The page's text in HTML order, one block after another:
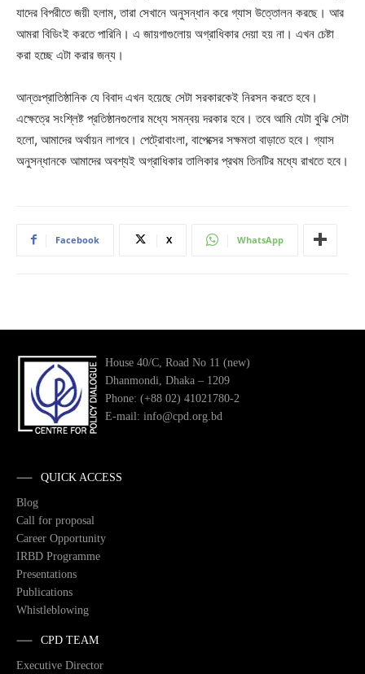
যাদের বিপরীতে জয়ী হলাম, তারা সেখানে অনুসন্ধান করে গ্যাস উত্তোলন করছে। আর
আমরা বিডিংই করতে পারিনি। এ জায়গাগুলোয় অগ্রাধিকার দেয়া হয় না। এখন চেষ্টা
করা হচ্ছে এটা করার জন্য।
আন্তঃপ্রাতিষ্ঠানিক যে বিবাদ এখন হয়েছে সেটা সরকারকেই নিরসন করতে হবে।
এক্ষেত্রে সংশ্লিষ্ট প্রতিষ্ঠানগুলোর মধ্যে সমন্বয় দরকার হবে। তবে আমি যেটা বুঝি সেটা
হলো, আমাদের অর্থায়ন লাগবে। পেট্রোবাংলা, বাপেক্সের সক্ষমতা বাড়াতে হবে। গ্যাস
অনুসন্ধানকে আমাদের অবশ্যই অগ্রাধিকার তালিকার প্রথম তিনটির মধ্যে রাখতে হবে।
Facebook X WhatsApp
House 40/C, Road No 11 (new)
Dhanmondi, Dhaka – 1209
Phone: (+88 02) 41021780-2
E-mail: info@cpd.org.bd
QUICK ACCESS
Blog
Call for proposal
Career Opportunity
IRBD Programme
Presentations
Publications
Whistleblowing
CPD TEAM
Executive Director